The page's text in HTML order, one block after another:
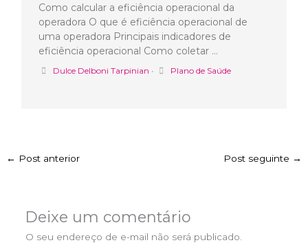
Como calcular a eficiência operacional da
operadora O que é eficiência operacional de
uma operadora Principais indicadores de
eficiência operacional Como coletar …
Dulce Delboni Tarpinian • Plano de Saúde
← Post anterior Post seguinte →
Deixe um comentário
O seu endereço de e-mail não será publicado.